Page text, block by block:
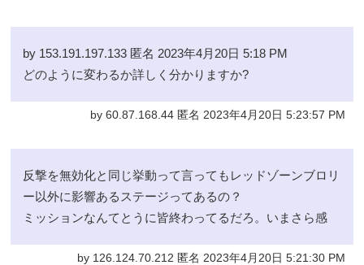
by 153.191.197.133 匿名 2023年4月20日 5:18 PM
どのように変わるか詳しく分かりますか?
by 60.87.168.44 匿名 2023年4月20日 5:23:57 PM
反撃を無効化と同じ挙動って言ってもレッドゾーンブロリ
ー以外に影響あるステージってあるの？
ミッションなんてとうに皆終わってるだろ。いまさら感
by 126.124.70.212 匿名 2023年4月20日 5:21:30 PM